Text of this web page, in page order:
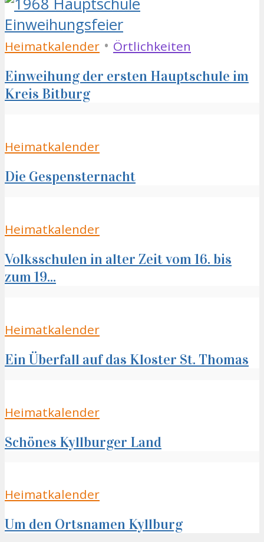
Heimatkalender • Örtlichkeiten
Einweihung der ersten Hauptschule im
Kreis Bitburg
Heimatkalender
Die Gespensternacht
Heimatkalender
Volksschulen in alter Zeit vom 16. bis
zum 19...
Heimatkalender
Ein Überfall auf das Kloster St. Thomas
Heimatkalender
Schönes Kyllburger Land
Heimatkalender
Um den Ortsnamen Kyllburg